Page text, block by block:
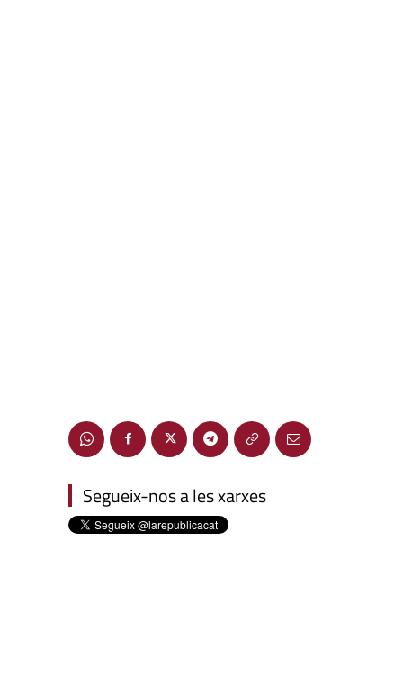
Segueix-nos a les xarxes